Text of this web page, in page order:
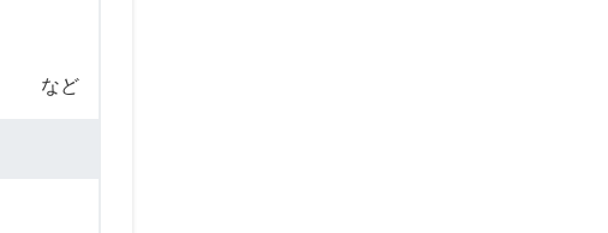
など